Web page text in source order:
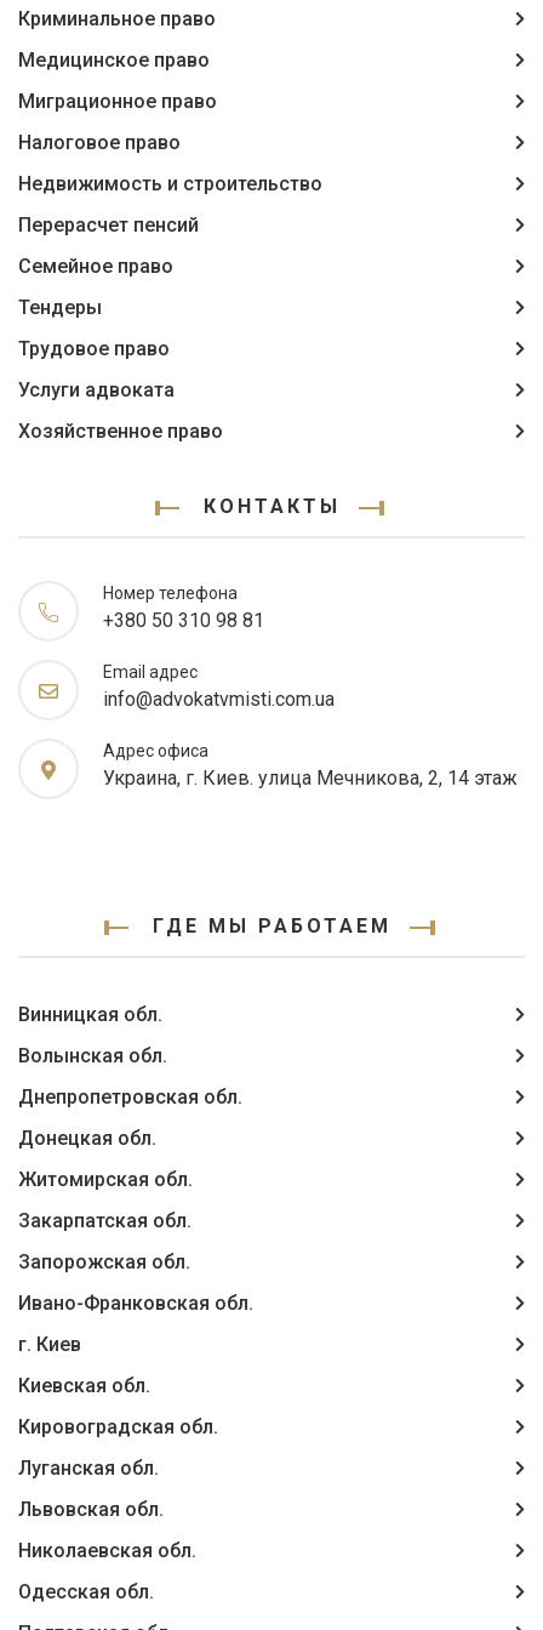
Криминальное право
Медицинское право
Миграционное право
Налоговое право
Недвижимость и строительство
Перерасчет пенсий
Семейное право
Тендеры
Трудовое право
Услуги адвоката
Хозяйственное право
КОНТАКТЫ
Номер телефона
+380 50 310 98 81
Email адрес
info@advokatvmisti.com.ua
Адрес офиса
Украина, г. Киев. улица Мечникова, 2, 14 этаж
ГДЕ МЫ РАБОТАЕМ
Винницкая обл.
Волынская обл.
Днепропетровская обл.
Донецкая обл.
Житомирская обл.
Закарпатская обл.
Запорожская обл.
Ивано-Франковская обл.
г. Киев
Киевская обл.
Кировоградская обл.
Луганская обл.
Львовская обл.
Николаевская обл.
Одесская обл.